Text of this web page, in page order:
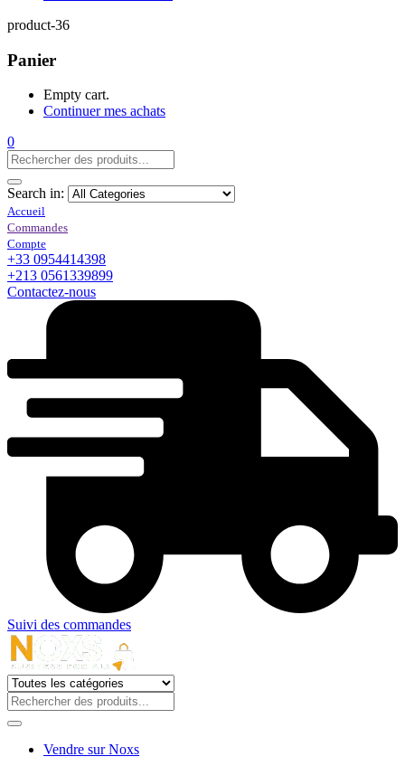
product-36
Panier
Empty cart.
Continuer mes achats
0
Search in:
+33 0954414398
+213 0561339899
Contactez-nous
Suivi des commandes
Vendre sur Noxs